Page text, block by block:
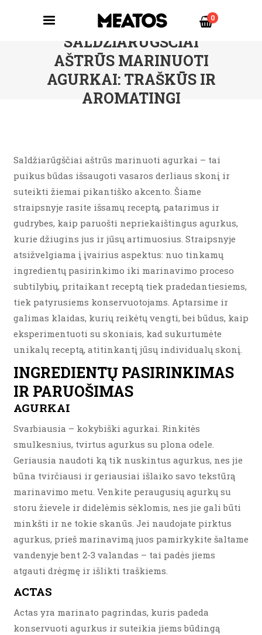
0
SALDŽIARŪGŠČIAI
AŠTRŪS MARINUOTI
AGURKAI: TRAŠKŪS IR
AROMATINGI
Saldžiarūgščiai aštrūs marinuoti agurkai – tai
puikus būdas išsaugoti vasaros derliaus skonį ir
suteikti žiemai pikantiško akcento. Šiame
straipsnyje rasite išsamų receptą, patarimus ir
gudrybes, kaip paruošti nepriekaištingus agurkus,
kurie džiugins jus ir jūsų artimuosius. Straipsnyje
atsižvelgiama į įvairius aspektus: nuo tinkamų
ingredientų pasirinkimo iki marinavimo proceso
subtilybių, pritaikant receptą tiek pradedantiesiems,
tiek patyrusiems konservuotojams. Aptarsime ir
galimas klaidas, kurių reikėtų vengti, bei būdus, kaip
eksperimentuoti su skoniais, kad sukurtumėte
unikalų receptą, atitinkantį jūsų individualų skonį.
INGREDIENTŲ PASIRINKIMAS
IR PARUOŠIMAS
AGURKAI
Svarbiausia – kokybiški agurkai. Rinkitės
smulkesnius, tvirtus agurkus su plona odele.
Geriausia naudoti ką tik nuskintus agurkus, nes jie
būna tvirčiausi ir geriausiai išlaiko savo tekstūrą
marinavimo metu. Venkite peraugusių agurkų su
storu žievele ir didelėmis sėklomis, nes jie gali būti
minkšti ir ne tokie skanūs. Jei naudojate pirktus
agurkus, prieš marinavimą juos pamirkykite šaltame
vandenyje bent 2-3 valandas – tai padės jiems
atgauti drėgmę ir išlikti traškiems.
ACTAS
Actas yra marinato pagrindas, kuris padeda
konservuoti agurkus ir suteikia jiems būdingą